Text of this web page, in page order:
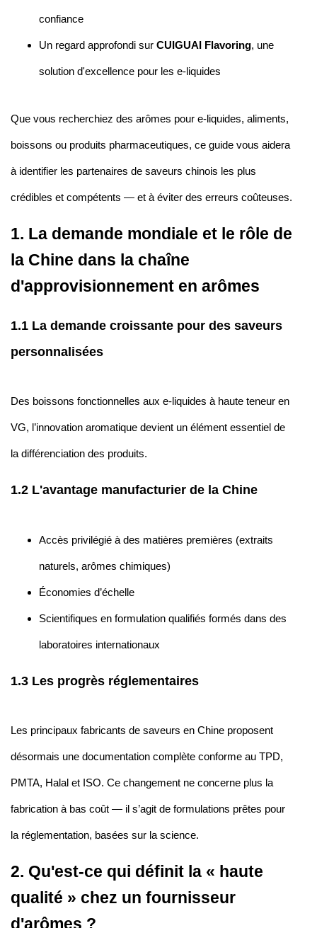
confiance
Un regard approfondi sur CUIGUAI Flavoring, une
solution d'excellence pour les e-liquides
Que vous recherchiez des arômes pour e-liquides, aliments,
boissons ou produits pharmaceutiques, ce guide vous aidera
à identifier les partenaires de saveurs chinois les plus
crédibles et compétents — et à éviter des erreurs coûteuses.
1. La demande mondiale et le rôle de
la Chine dans la chaîne
d'approvisionnement en arômes
1.1 La demande croissante pour des saveurs
personnalisées
Des boissons fonctionnelles aux e-liquides à haute teneur en
VG, l’innovation aromatique devient un élément essentiel de
la différenciation des produits.
1.2 L'avantage manufacturier de la Chine
Accès privilégié à des matières premières (extraits
naturels, arômes chimiques)
Économies d’échelle
Scientifiques en formulation qualifiés formés dans des
laboratoires internationaux
1.3 Les progrès réglementaires
Les principaux fabricants de saveurs en Chine proposent
désormais une documentation complète conforme au TPD,
PMTA, Halal et ISO. Ce changement ne concerne plus la
fabrication à bas coût — il s’agit de formulations prêtes pour
la réglementation, basées sur la science.
2. Qu'est-ce qui définit la « haute
qualité » chez un fournisseur
d'arômes ?